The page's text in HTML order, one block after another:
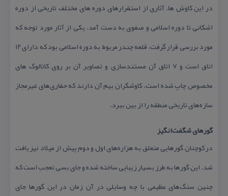
در این كاوش ها، آثاری از استقرارهای دوره های مختلف تاریخی از دوره
اشكانی تا دوره اسلامی و صفوی به دست آمد. یكی از آثار مورد توجه كه
مورد بررسی قرار گرفت، قلعه چندر مربوط به دوره اسلامی بود كه دارای ۱۲
اتاق است و ۷ اتاق آن مستندسازی و تصاویر آن بر روی كاتالوگ های
مخصوص چاپ شده است. كاوشگران بیم آن دارند كه حفاری‌های غیرمجاز
سازه‌های تاریخی منطقه را از بین ببرد.
گورهای شگفت‌انگیز
در كوچنان گورهایی متعلق به هزاره‌های اول و دوم پیش از میلاد نیز یافت
شد. این گورها به طرز بسیار زیبایی ساخته شده و جای بسی تعجب است كه
چنین سنگ‌های عظیمی با چه وسایلی در آن زمان در این گورها جای